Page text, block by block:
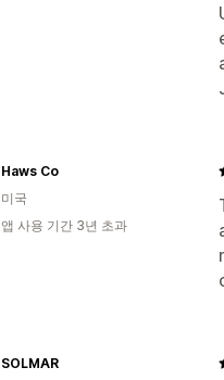
Haws Co
미국
앱 사용 기간 3년 초과
SOLMAR